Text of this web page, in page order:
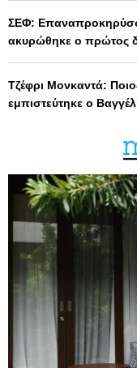
ΣΕΦ:
ακυρώθηκε ο πρώτος
Τζέφρι Μονκαντά:
εμπιστεύτηκε ο